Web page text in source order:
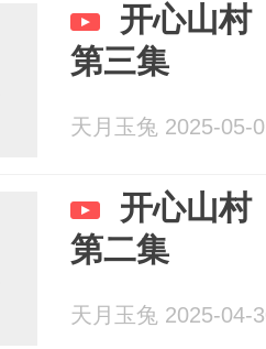
开心山村
第三集
天月玉兔 2025-05-
开心山村
第二集
天月玉兔 2025-04-